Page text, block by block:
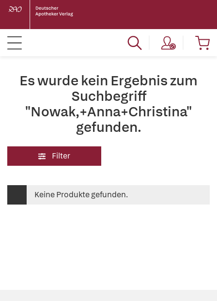
Es wurde kein Ergebnis zum
Suchbegriff
"Nowak,+Anna+Christina"
gefunden.
Filter
Keine Produkte gefunden.